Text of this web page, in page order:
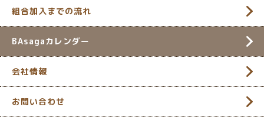
組合加入までの流れ
BAsagaカレンダー
会社情報
お問い合わせ